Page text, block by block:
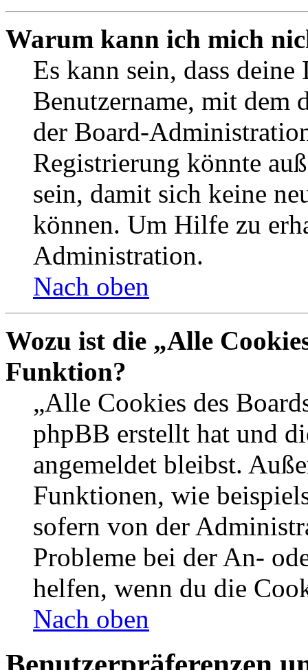
Warum kann ich mich
Es kann sein, dass
Benutzername, mit dem
der Board-
Registrierung könnte
sein, damit sich keine
können. Um Hilfe zu
Administration.
Nach oben
Wozu ist die „Alle
Funktion?
„Alle Cookies des
phpBB erstellt hat und
angemeldet bleibst.
Funktionen, wie
sofern von der
Probleme bei der An-
helfen, wenn du die
Nach oben